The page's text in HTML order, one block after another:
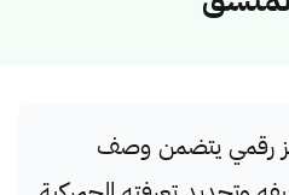
رقمي يتضمن وصف